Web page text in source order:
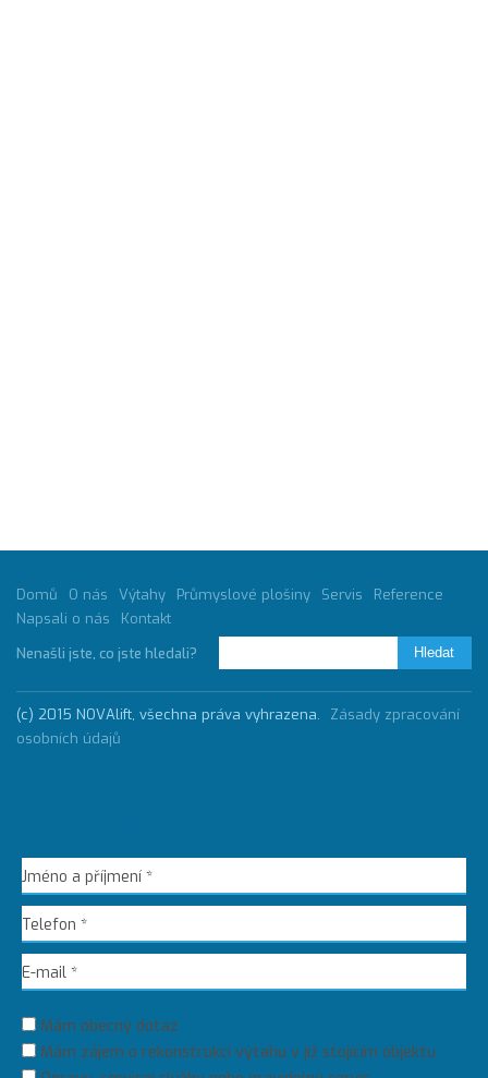
Domů O nás Výtahy Průmyslové plošiny Servis
Reference
Napsali o nás
Kontakt
Nenašli jste, co jste hledali?
(c) 2015 NOVAlift, všechna práva vyhrazena.
Zásady zpracování
osobních údajů
Mám obecný dotaz
Mám zájem o rekonstrukci výtahu v již stojícím objektu